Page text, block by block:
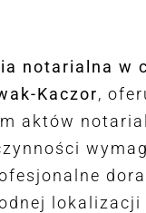
notarialna w
Kaczor,
aktów
lokalizacji